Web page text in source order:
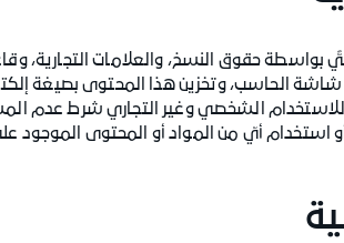
حقوق النسخ، والعلامات التجارية،
الحاسب، وتخزين هذا المحتوى بصيغة
للاستخدام الشخصي وغير التجاري شرط عدم
أو استخدام أيّ من المواد أو المحتوى